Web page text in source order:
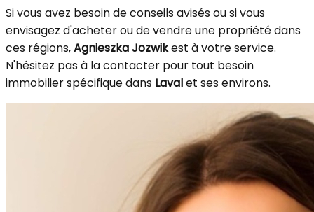
Si vous avez besoin de conseils avisés ou si vous
envisagez d'acheter ou de vendre une propriété dans
ces régions,Agnieszka Jozwikest à votre service.
N'hésitez pas à la contacter pour tout besoin
immobilier spécifique dans Lavalet ses environs.